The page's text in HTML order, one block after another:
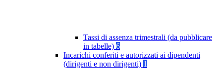
Tassi di assenza trimestrali (da pubblicare
in tabelle) 6
Incarichi conferiti e autorizzati ai dipendenti
(dirigenti e non dirigenti) 1